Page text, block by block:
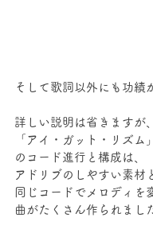
そして歌詞以外にも功績
詳しい説明は省きますが、
「アイ・ガット・リズム」
のコード進行と構成は、
アドリブのしやすい素材
同じコードでメロディを
曲がたくさん作られまし